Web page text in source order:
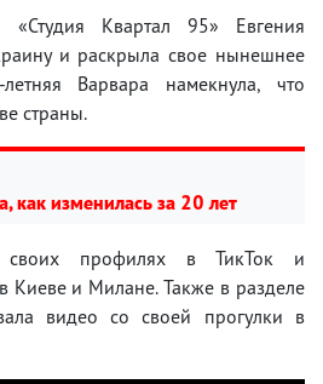
«Студия Квартал 95» Евгения
и раскрыла свое нынешнее
летняя Варвара намекнула, что
страны.
как изменилась за 20 лет
своих профилях в ТикТок и
Киеве и Милане. Также в разделе
видео со своей прогулки в